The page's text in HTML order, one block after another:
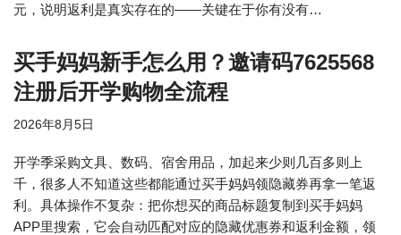
元，说明返利是真实存在的——关键在于你有没有…
买手妈妈新手怎么用？邀请码7625568
注册后开学购物全流程
2026年8月5日
开学季采购文具、数码、宿舍用品，加起来少则几百多则上
千，很多人不知道这些都能通过买手妈妈领隐藏券再拿一笔返
利。具体操作不复杂：把你想买的商品标题复制到买手妈妈
APP里搜索，它会自动匹配对应的隐藏优惠券和返利金额，领